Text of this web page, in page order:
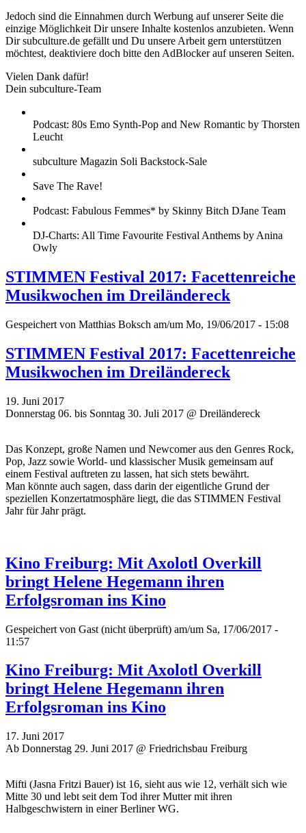
Jedoch sind die Einnahmen durch Werbung auf unserer Seite die
einzige Möglichkeit Dir unsere Inhalte kostenlos anzubieten. Wenn
Dir subculture.de gefällt und Du unsere Arbeit gern unterstützen
möchtest, deaktiviere doch bitte den AdBlocker auf unseren Seiten.
Vielen Dank dafür!
Dein subculture-Team
Podcast: 80s Emo Synth-Pop and New Romantic by Thorsten
Leucht
subculture Magazin Soli Backstock-Sale
Save The Rave!
Podcast: Fabulous Femmes* by Skinny Bitch DJane Team
DJ-Charts: All Time Favourite Festival Anthems by Anina
Owly
STIMMEN Festival 2017: Facettenreiche
Musikwochen im Dreiländereck
Gespeichert von Matthias Boksch am/um Mo, 19/06/2017 - 15:08
STIMMEN Festival 2017: Facettenreiche
Musikwochen im Dreiländereck
19. Juni 2017
Donnerstag 06. bis Sonntag 30. Juli 2017 @ Dreiländereck
Das Konzept, große Namen und Newcomer aus den Genres Rock,
Pop, Jazz sowie World- und klassischer Musik gemeinsam auf
einem Festival auftreten zu lassen, hat sich stets bewährt.
Man könnte auch sagen, dass darin der eigentliche Grund der
speziellen Konzertatmosphäre liegt, die das STIMMEN Festival
Jahr für Jahr prägt.
Kino Freiburg: Mit Axolotl Overkill
bringt Helene Hegemann ihren
Erfolgsroman ins Kino
Gespeichert von Gast (nicht überprüft) am/um Sa, 17/06/2017 -
11:57
Kino Freiburg: Mit Axolotl Overkill
bringt Helene Hegemann ihren
Erfolgsroman ins Kino
17. Juni 2017
Ab Donnerstag 29. Juni 2017 @ Friedrichsbau Freiburg
Mifti (Jasna Fritzi Bauer) ist 16, sieht aus wie 12, verhält sich wie
Mitte 30 und lebt seit dem Tod ihrer Mutter mit ihren
Halbgeschwistern in einer Berliner WG.